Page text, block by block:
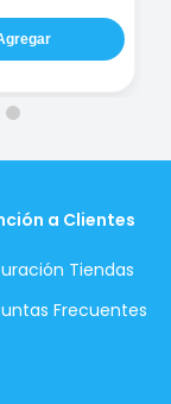
a Clientes
Tiendas
Frecuentes